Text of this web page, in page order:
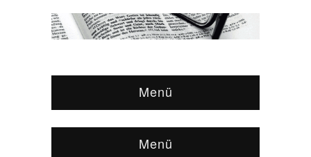
Menü
Menü